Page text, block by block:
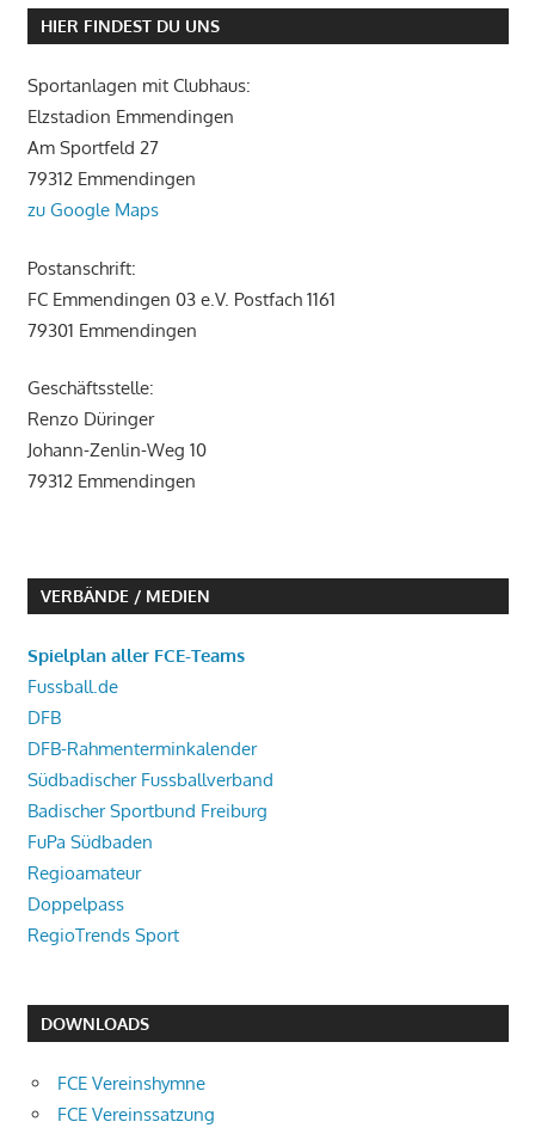
HIER FINDEST DU UNS
Sportanlagen mit Clubhaus:
Elzstadion Emmendingen
Am Sportfeld 27
79312 Emmendingen
zu Google Maps
Postanschrift:
FC Emmendingen 03 e.V. Postfach 1161
79301 Emmendingen
Geschäftsstelle:
Renzo Düringer
Johann-Zenlin-Weg 10
79312 Emmendingen
VERBÄNDE / MEDIEN
Spielplan aller FCE-Teams
Fussball.de
DFB
DFB-Rahmenterminkalender
Südbadischer Fussballverband
Badischer Sportbund Freiburg
FuPa Südbaden
Regioamateur
Doppelpass
RegioTrends Sport
DOWNLOADS
FCE Vereinshymne
FCE Vereinssatzung